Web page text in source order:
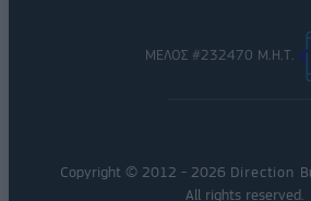
ΜΕΛΟΣ #232470 Μ.Η.Τ.
Copyright © 2012 - 2026 Direction
All rights reserved.